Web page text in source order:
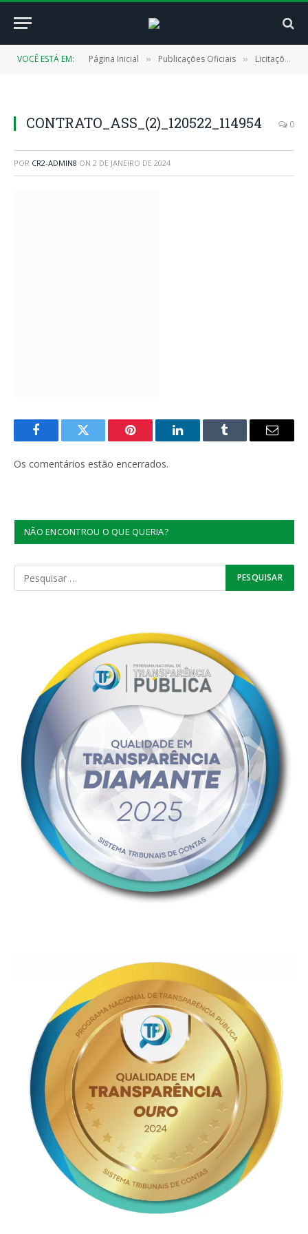
VOCÊ ESTÁ EM: Página Inicial » Publicações Oficiais » Licitações
CONTRATO_ASS_(2)_120522_114954 0
POR CR2-ADMIN8 ON 2 DE JANEIRO DE 2024
FacebookTwitter Pinterest LinkedInTumblr
E-
Os comentários estão encerrados.
NÃO ENCONTROU O QUE QUERIA?